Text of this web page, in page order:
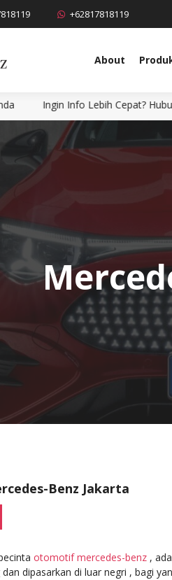
+62817818119
About
Hubungi Kami Disini
Benz Jakarta
otomotif mercedes-benz ,
dan dipasarkan di luar negri , bagi